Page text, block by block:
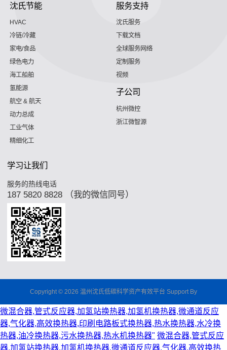
沈氏节能
HVAC
冷链/冷藏
家电/食品
绿色电力
海工船舶
氢能源
航空 & 航天
动力总成
工业气体
精细化工
服务支持
沈氏服务
下载文档
全球服务网络
定制服务
视频
子公司
杭州微控
浙江微智源
学习让我们
服务的热线电话
187 5820 8828 （我的微信同号）
Copyright © 2026 温州沈氏低碳科学资产有效平台 Support By
微混合器,管式反应器,加氢站换热器,加氢机换热器,微通道反应
器,气化器,高效换热器,印刷电路板式换热器,热水换热器,水冷换
热器,油冷换热器,污水换热器,热水机换热器" 微混合器,管式反应
器,加氢站换热器,加氢机换热器,微通道反应器,气化器,高效换热